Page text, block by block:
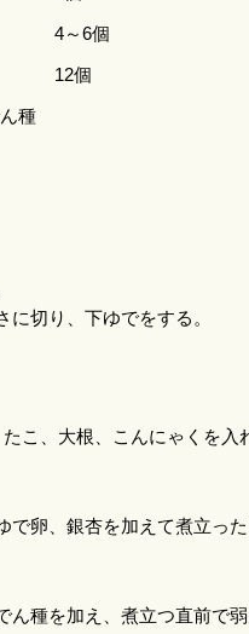
4～6個
12個
種
切り、下ゆでをする。
こ、大根、こんにゃくを入
卵、銀杏を加えて煮立った
ん種を加え、煮立つ直前で